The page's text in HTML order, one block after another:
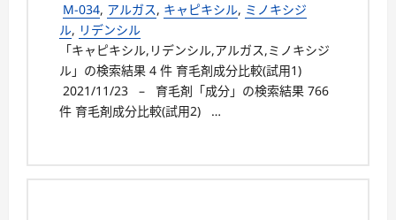
M-034, アルガス, キャピキシル, ミノキシジ
ル, リデンシル
「キャピキシル,リデンシル,アルガス,ミノキシジ
ル」の検索結果 4 件 育毛剤成分比較(試用1)
2021/11/23 – 育毛剤「成分」の検索結果 766
件 育毛剤成分比較(試用2) …